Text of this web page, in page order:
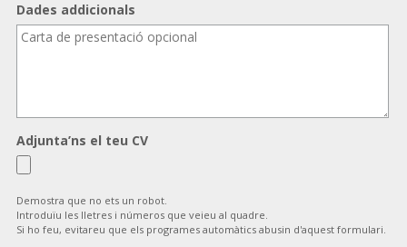
Dades addicionals
Adjunta’ns el teu CV
Demostra que no ets un robot.
Introduïu les lletres i números que veieu al quadre.
Si ho feu, evitareu que els programes automàtics abusin d'aquest formulari.